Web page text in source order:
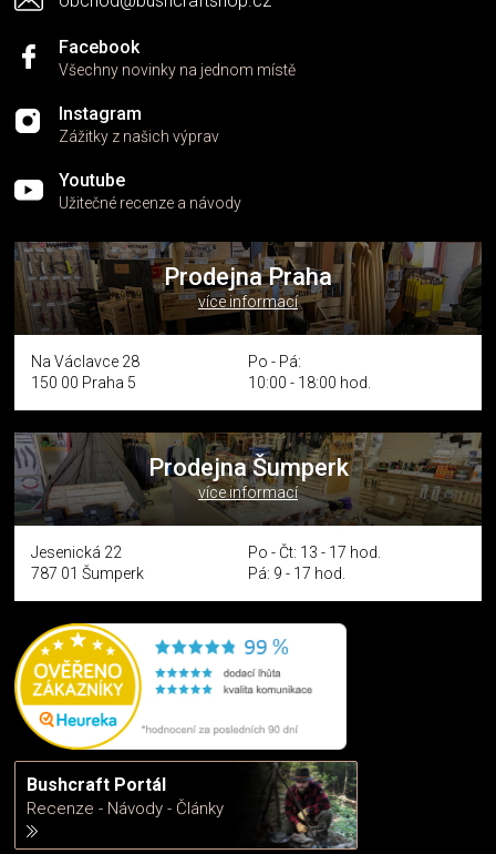
Facebook
Všechny novinky na jednom místě
Instagram
Zážitky z našich výprav
Youtube
Užitečné recenze a návody
Prodejna Praha
více informací
Na Václavce 28
150 00 Praha 5
Po - Pá:
10:00 - 18:00 hod.
Prodejna Šumperk
více informací
Jesenická 22
787 01 Šumperk
Po - Čt: 13 - 17 hod.
Pá: 9 - 17 hod.
Bushcraft Portál
Recenze - Návody - Články